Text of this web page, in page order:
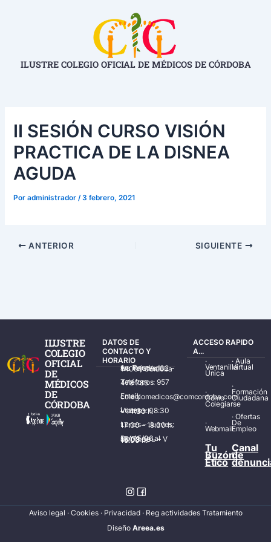
ILUSTRE COLEGIO OFICIAL DE MÉDICOS DE CÓRDOBA
II SESIÓN CURSO VISIÓN
PRACTICA DE LA DISNEA
AGUDA
Poradministrador /3 febrero, 2021
ANTERIOR SIGUIENTE
ILUSTRE
COLEGIO
OFICIAL
DE
MÉDICOS
DE
CÓRDOBA
DATOS DE
CONTACTO Y
HORARIO
Av. Ronda de los Tejares, 32 – 14001 Córdoba
Teléfonos: 957 478 785
Email: colegiomedicos@comcordoba.com
Lunes – Viernes: 08:30 – 14:30 h.
Lunes – Jueves: 17:00 – 19:30 h.
Del 15/06 al 15/09 de L – V de 08:00 – 15:00 h.
ACCESO RAPIDO
A...
·
Ventanilla
Única
·
Cómo
Colegiarse
·
Webmail
·Aula
Virtual
·
Formación
Ciudadana
·Ofertas
De
Empleo
Tu
Buzón
Ético
Canal
de
Aviso legal · Cookies· Privacidad · Reg actividades Tratamiento
Diseño Areea.es